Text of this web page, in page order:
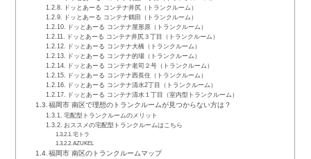
ドッとあーる コンテナ井尻（トランクルーム）
ドッとあーる コンテナ鶴田（トランクルーム）
ドッとあーる コンテナ屋形原（トランクルーム）
ドッとあーる コンテナ井尻３丁目（トランクルーム）
ドッとあーる コンテナ大橋（トランクルーム）
ドッとあーる コンテナ的場（トランクルーム）
ドッとあーる コンテナ老司２号（トランクルーム）
ドッとあーる コンテナ西長住（トランクルーム）
ドッとあーる コンテナ清水2丁目（トランクルーム）
ドッとあーる コンテナ清水１丁目（室内型トランクルーム）
福岡市 南区で理想のトランクルームが見つからない方は？
宅配型トランクルームのメリット
おススメの宅配型トランクルームはこちら
宅トラ
AZUKEL
福岡市 南区のトランクルームマップ